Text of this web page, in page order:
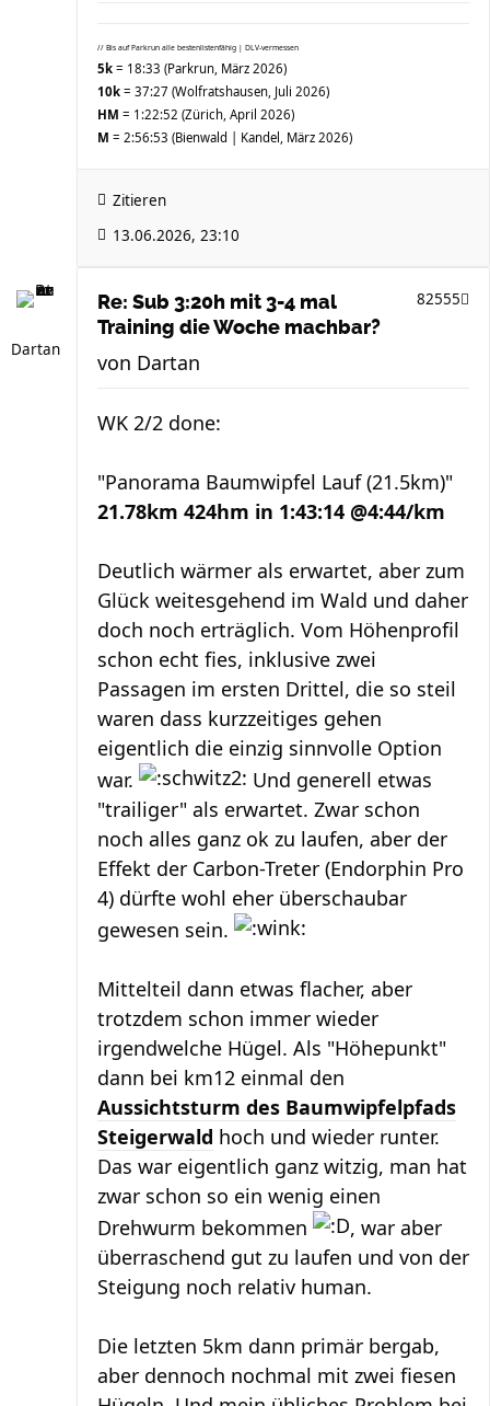
// Bis auf Parkrun alle bestenlistenfähig | DLV-vermessen
5k = 18:33 (Parkrun, März 2026)
10k = 37:27 (Wolfratshausen, Juli 2026)
HM = 1:22:52 (Zürich, April 2026)
M = 2:56:53 (Bienwald | Kandel, März 2026)
Zitieren
13.06.2026, 23:10
Dartan
Re: Sub 3:20h mit 3-4 mal
Training die Woche machbar?
82555
von Dartan
WK 2/2 done:
"Panorama Baumwipfel Lauf (21.5km)"
21.78km 424hm in 1:43:14 @4:44/km
Deutlich wärmer als erwartet, aber zum
Glück weitesgehend im Wald und daher
doch noch erträglich. Vom Höhenprofil
schon echt fies, inklusive zwei
Passagen im ersten Drittel, die so steil
waren dass kurzzeitiges gehen
eigentlich die einzig sinnvolle Option
war.
Und generell etwas
"trailiger" als erwartet. Zwar schon
noch alles ganz ok zu laufen, aber der
Effekt der Carbon-Treter (Endorphin Pro
4) dürfte wohl eher überschaubar
gewesen sein.
Mittelteil dann etwas flacher, aber
trotzdem schon immer wieder
irgendwelche Hügel. Als "Höhepunkt"
dann bei km12 einmal den
Aussichtsturm des Baumwipfelpfads
Steigerwald hoch und wieder runter.
Das war eigentlich ganz witzig, man hat
zwar schon so ein wenig einen
Drehwurm bekommen
, war aber
überraschend gut zu laufen und von der
Steigung noch relativ human.
Die letzten 5km dann primär bergab,
aber dennoch nochmal mit zwei fiesen